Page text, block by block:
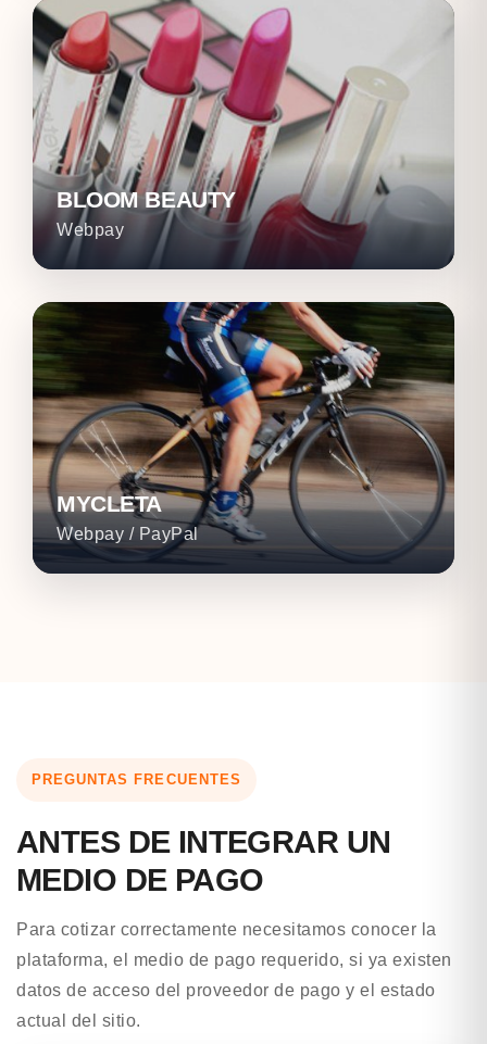
BLOOM BEAUTY
Webpay
MYCLETA
Webpay / PayPal
PREGUNTAS FRECUENTES
ANTES DE INTEGRAR UN
MEDIO DE PAGO
Para cotizar correctamente necesitamos conocer la
plataforma, el medio de pago requerido, si ya existen
datos de acceso del proveedor de pago y el estado
actual del sitio.